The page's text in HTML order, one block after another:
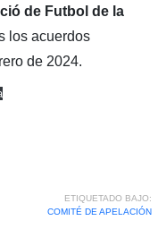
de Futbol de la
los acuerdos
de 2024.
ETIQUETADO BAJO:
COMITÉ DE APELACIÓN